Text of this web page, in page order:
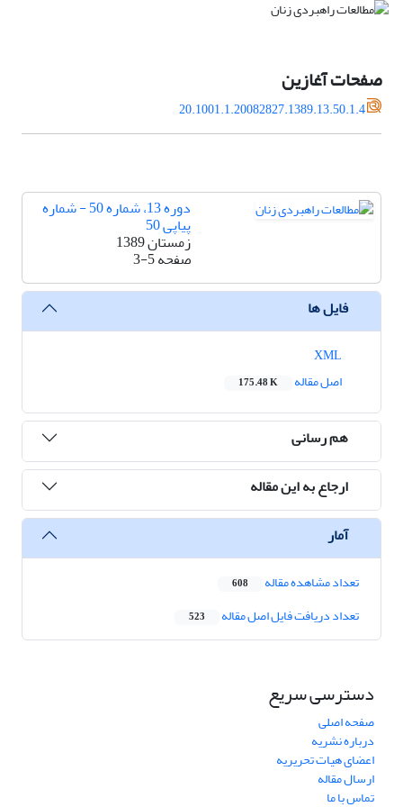
صفحات آغازین
20.1001.1.20082827.1389.13.50.1.4
دوره 13، شماره 50 - شماره
پیاپی 50
زمستان 1389
صفحه3-5
فایل ها
اصل مقاله
175.48 K
هم رسانی
ارجاع به این مقاله
آمار
تعداد مشاهده مقاله 608
تعداد دریافت فایل اصل مقاله 523
دسترسی سریع
صفحه اصلی
درباره نشریه
اعضای هیات تحریریه
ارسال مقاله
تماس با ما